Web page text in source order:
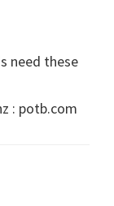
need these
: potb.com